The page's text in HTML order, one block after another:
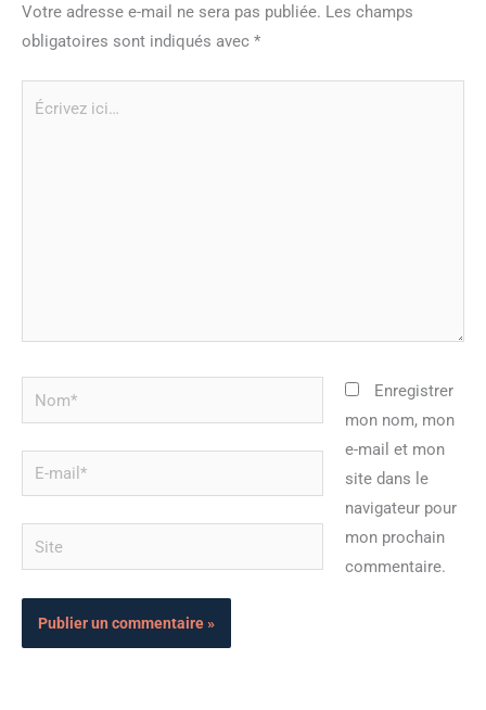
Votre adresse e-mail ne sera pas publiée. Les champs
obligatoires sont indiqués avec *
Nom*
mail*
Site
Enregistrer
mon nom, mon
e-mail et mon
site dans le
navigateur pour
mon prochain
commentaire.